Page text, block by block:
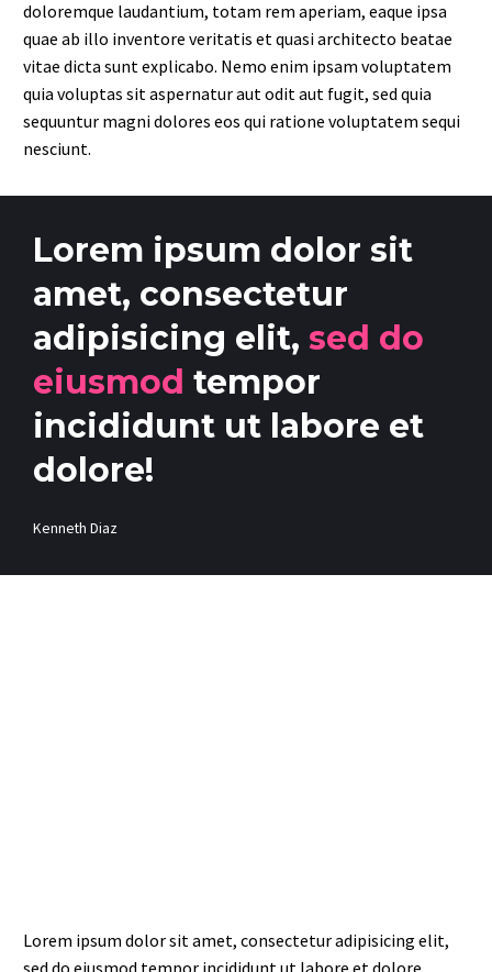
doloremque laudantium, totam rem aperiam, eaque ipsa
quae ab illo inventore veritatis et quasi architecto beatae
vitae dicta sunt explicabo. Nemo enim ipsam voluptatem
quia voluptas sit aspernatur aut odit aut fugit, sed quia
sequuntur magni dolores eos qui ratione voluptatem sequi
nesciunt.
Lorem ipsum dolor sit
amet, consectetur
adipisicing elit, sed do
eiusmod tempor
incididunt ut labore et
dolore!
Kenneth Diaz
Lorem ipsum dolor sit amet, consectetur adipisicing elit,
sed do eiusmod tempor incididunt ut labore et dolore